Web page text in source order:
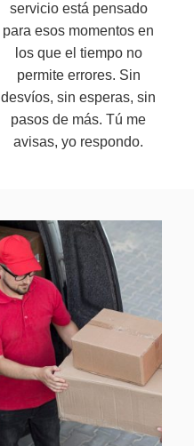
servicio está pensado
para esos momentos en
los que el tiempo no
permite errores. Sin
desvíos, sin esperas, sin
pasos de más. Tú me
avisas, yo respondo.